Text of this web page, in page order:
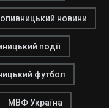
новини
події
футбол
МВФ Україна